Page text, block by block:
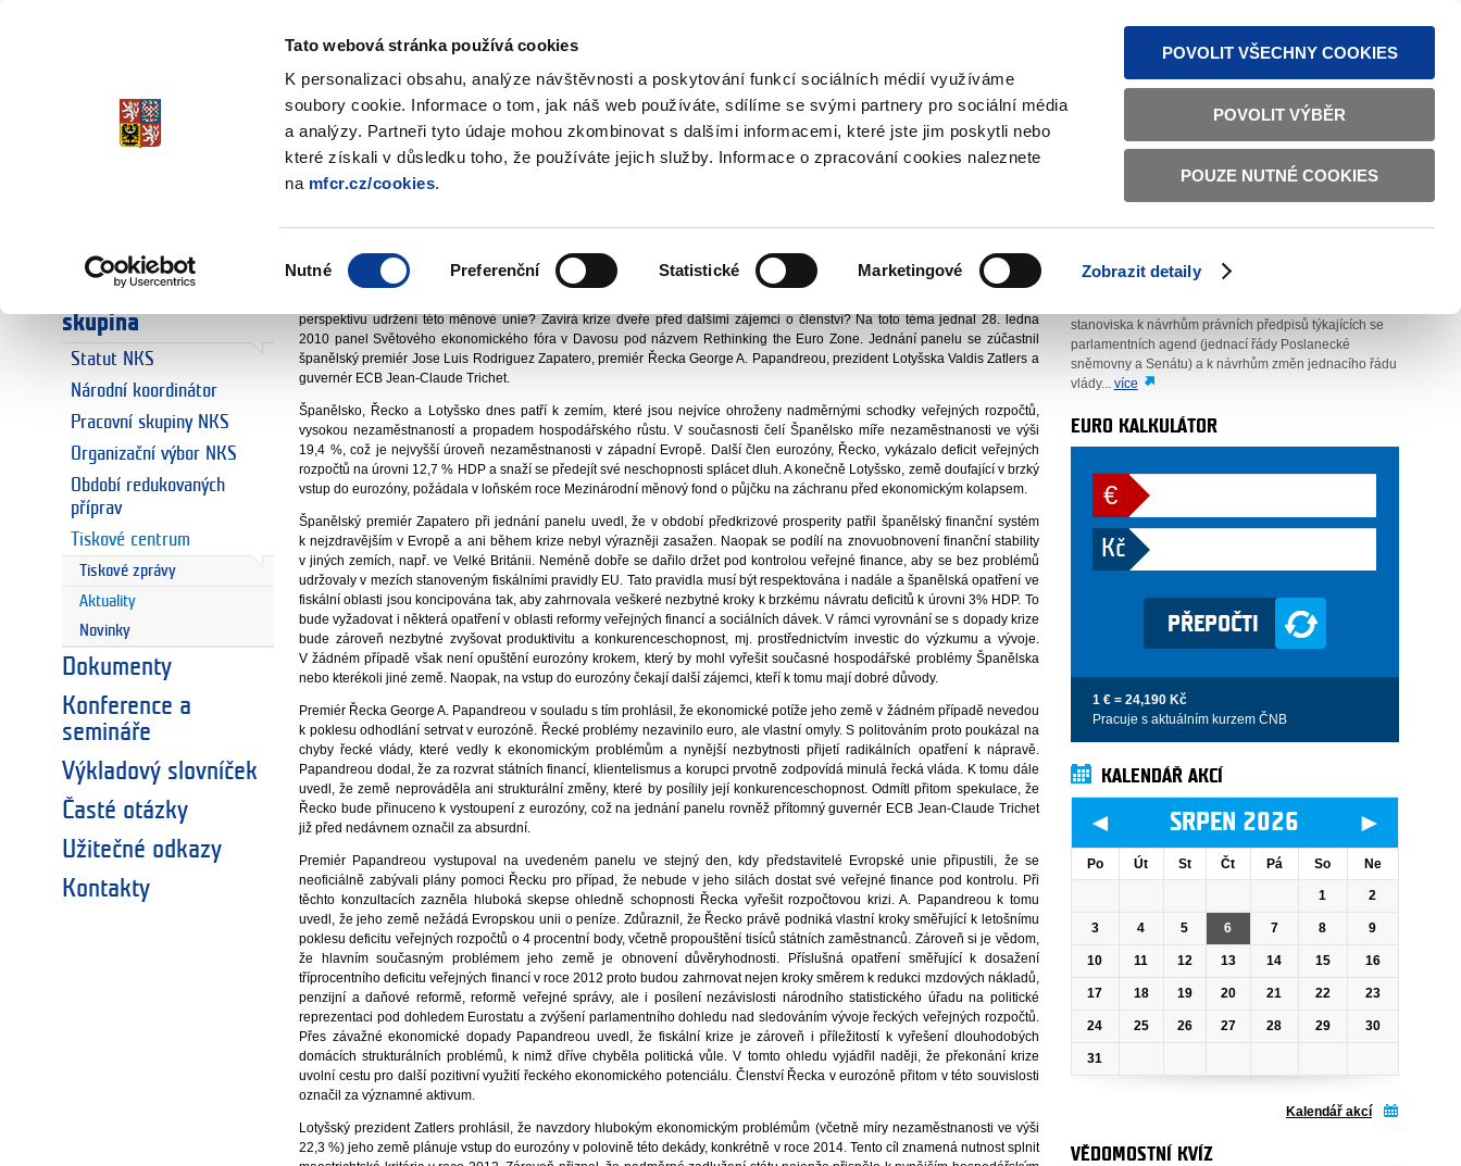
Tato webová stránka používá cookies
K personalizaci obsahu, analýze návštěvnosti a poskytování funkcí sociálních médií využíváme
soubory cookie. Informace o tom, jak náš web používáte, sdílíme se svými partnery pro sociální média
a analýzy. Partneři tyto údaje mohou zkombinovat s dalšími informacemi, které jste jim poskytli nebo
které získali v důsledku toho, že používáte jejich služby. Informace o zpracování cookies naleznete
na mfcr.cz/cookies.
souhlasu
Nutné Preferenční Statistické Marketingové Zobrazit detaily
POVOLIT VŠECHNY COOKIES
POVOLIT VÝBĚR
POUZE NUTNÉ COOKIES
TEXTOVÁ VERZE ČESKY ENGLISH
Bezplatná infolinka
Úvodní stránka
republika
skupina
Statut NKS
Národní koordinátor
Pracovní skupiny NKS
Organizační výbor NKS
Období redukovaných
příprav
Tiskové centrum
Tiskové zprávy
Aktuality
Novinky
Dokumenty
Konference a
semináře
Výkladový slovníček
Časté otázky
Užitečné odkazy
Kontakty
Úvodní stránka Národní koordinační skupina Tiskové centrum Aktuality 2010 Vyhlídky eura v období krize
Vyhlídky eura v období krize
Ing. Vilma Dingová
Organizační výbor NKS
Vydáno17. 2. 2010
perspektivu udržení této měnové unie? Zavírá krize dveře před dalšími zájemci o členství? Na toto téma jednal 28. ledna
2010 panel Světového ekonomického fóra v Davosu pod názvem Rethinking the Euro Zone. Jednání panelu se zúčastnil
španělský premiér Jose Luis Rodriguez Zapatero, premiér Řecka George A. Papandreou, prezident Lotyšska Valdis Zatlers a
guvernér ECB Jean-Claude Trichet.
Španělsko, Řecko a Lotyšsko dnes patří k zemím, které jsou nejvíce ohroženy nadměrnými schodky veřejných rozpočtů,
vysokou nezaměstnaností a propadem hospodářského růstu. V současnosti čelí Španělsko míře nezaměstnanosti ve výši
19,4 %, což je nejvyšší úroveň nezaměstnanosti v západní Evropě. Další člen eurozóny, Řecko, vykázalo deficit veřejných
rozpočtů na úrovni 12,7 % HDP a snaží se předejít své neschopnosti splácet dluh. A konečně Lotyšsko, země doufající v brzký
vstup do eurozóny, požádala v loňském roce Mezinárodní měnový fond o půjčku na záchranu před ekonomickým kolapsem.
Španělský premiér Zapatero při jednání panelu uvedl, že v období předkrizové prosperity patřil španělský finanční systém
k nejzdravějším v Evropě a ani během krize nebyl výrazněji zasažen. Naopak se podílí na znovuobnovení finanční stability
v jiných zemích, např. ve Velké Británii. Neméně dobře se dařilo držet pod kontrolou veřejné finance, aby se bez problémů
udržovaly v mezích stanoveným fiskálními pravidly EU. Tato pravidla musí být respektována i nadále a španělská opatření ve
fiskální oblasti jsou koncipována tak, aby zahrnovala veškeré nezbytné kroky k brzkému návratu deficitů k úrovni 3% HDP. To
bude vyžadovat i některá opatření v oblasti reformy veřejných financí a sociálních dávek. V rámci vyrovnání se s dopady krize
bude zároveň nezbytné zvyšovat produktivitu a konkurenceschopnost, mj. prostřednictvím investic do výzkumu a vývoje.
V žádném případě však není opuštění eurozóny krokem, který by mohl vyřešit současné hospodářské problémy Španělska
nebo kterékoli jiné země. Naopak, na vstup do eurozóny čekají další zájemci, kteří k tomu mají dobré důvody.
Premiér Řecka George A. Papandreou v souladu s tím prohlásil, že ekonomické potíže jeho země v žádném případě nevedou
k poklesu odhodlání setrvat v eurozóně. Řecké problémy nezavinilo euro, ale vlastní omyly. S politováním proto poukázal na
chyby řecké vlády, které vedly k ekonomickým problémům a nynější nezbytnosti přijetí radikálních opatření k nápravě.
Papandreou dodal, že za rozvrat státních financí, klientelismus a korupci prvotně zodpovídá minulá řecká vláda. K tomu dále
uvedl, že země neprováděla ani strukturální změny, které by posílily její konkurenceschopnost. Odmítl přitom spekulace, že
Řecko bude přinuceno k vystoupení z eurozóny, což na jednání panelu rovněž přítomný guvernér ECB Jean-Claude Trichet
již před nedávnem označil za absurdní.
Premiér Papandreou vystupoval na uvedeném panelu ve stejný den, kdy představitelé Evropské unie připustili, že se
neoficiálně zabývali plány pomoci Řecku pro případ, že nebude v jeho silách dostat své veřejné finance pod kontrolu. Při
těchto konzultacích zazněla hluboká skepse ohledně schopnosti Řecka vyřešit rozpočtovou krizi. A. Papandreou k tomu
uvedl, že jeho země nežádá Evropskou unii o peníze. Zdůraznil, že Řecko právě podniká vlastní kroky směřující k letošnímu
poklesu deficitu veřejných rozpočtů o 4 procentní body, včetně propouštění tisíců státních zaměstnanců. Zároveň si je vědom,
že hlavním současným problémem jeho země je obnovení důvěryhodnosti. Příslušná opatření směřující k dosažení
tříprocentního deficitu veřejných financí v roce 2012 proto budou zahrnovat nejen kroky směrem k redukci mzdových nákladů,
penzijní a daňové reformě, reformě veřejné správy, ale i posílení nezávislosti národního statistického úřadu na politické
reprezentaci pod dohledem Eurostatu a zvýšení parlamentního dohledu nad sledováním vývoje řeckých veřejných rozpočtů.
Přes závažné ekonomické dopady Papandreou uvedl, že fiskální krize je zároveň i příležitostí k vyřešení dlouhodobých
domácích strukturálních problémů, k nimž dříve chyběla politická vůle. V tomto ohledu vyjádřil naději, že překonání krize
uvolní cestu pro další pozitivní využití řeckého ekonomického potenciálu. Členství Řecka v eurozóně přitom v této souvislosti
označil za významné aktivum.
Lotyšský prezident Zatlers prohlásil, že navzdory hlubokým ekonomickým problémům (včetně míry nezaměstnanosti ve výši
22,3 %) jeho země plánuje vstup do eurozóny v polovině této dekády, konkrétně v roce 2014. Tento cíl znamená nutnost splnit
AUTOR
stanoviska k návrhům právních předpisů týkajících se
parlamentních agend (jednací řády Poslanecké
sněmovny a Senátu) a k návrhům změn jednacího řádu
vlády... více
EURO KALKULÁTOR
€
Kč
1 € = 24,190 Kč
Pracuje s aktuálním kurzem ČNB
KALENDÁŘ AKCÍ
◄ SRPEN 2026 ►
Po Út St Čt Pá So Ne
1 2
3 4 5 6 7 8 9
10 11 12 13 14 15 16
17 18 19 20 21 22 23
24 25 26 27 28 29 30
31
Kalendář akcí
VĚDOMOSTNÍ KVÍZ